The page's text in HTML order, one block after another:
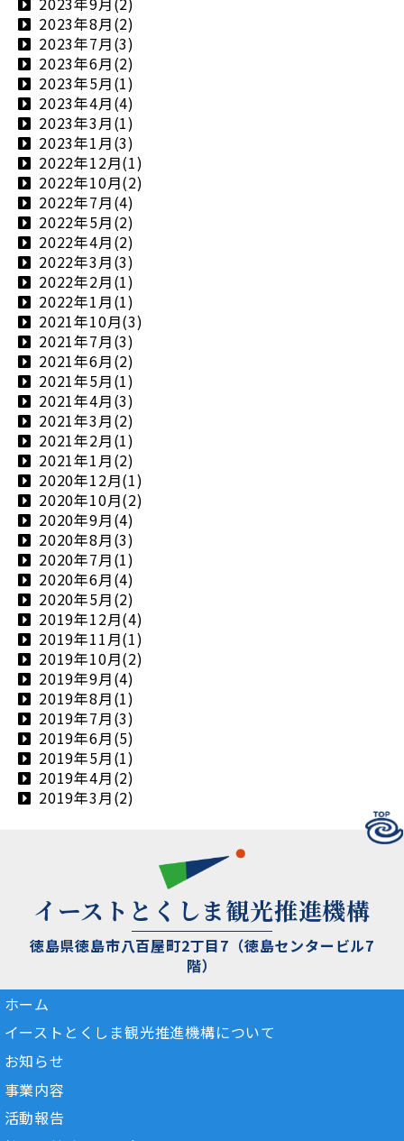
2023年8月(2)
2023年7月(3)
2023年6月(2)
2023年5月(1)
2023年4月(4)
2023年3月(1)
2023年1月(3)
2022年12月(1)
2022年10月(2)
2022年7月(4)
2022年5月(2)
2022年4月(2)
2022年3月(3)
2022年2月(1)
2022年1月(1)
2021年10月(3)
2021年7月(3)
2021年6月(2)
2021年5月(1)
2021年4月(3)
2021年3月(2)
2021年2月(1)
2021年1月(2)
2020年12月(1)
2020年10月(2)
2020年9月(4)
2020年8月(3)
2020年7月(1)
2020年6月(4)
2020年5月(2)
2019年12月(4)
2019年11月(1)
2019年10月(2)
2019年9月(4)
2019年8月(1)
2019年7月(3)
2019年6月(5)
2019年5月(1)
2019年4月(2)
2019年3月(2)
イーストとくしま観光推進機構
徳島県徳島市八百屋町2丁目7（徳島センタービル7
階）
ホーム
イーストとくしま観光推進機構について
お知らせ
事業内容
活動報告